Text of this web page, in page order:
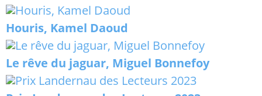
Houris, Kamel Daoud
Le rêve du jaguar, Miguel Bonnefoy